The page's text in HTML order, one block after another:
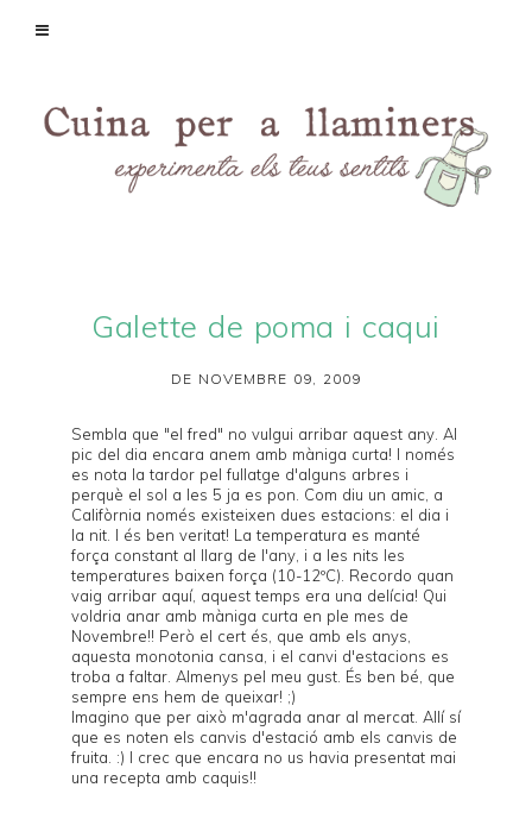
Galette de poma i caqui
DE NOVEMBRE 09, 2009
Sembla que "el fred" no vulgui arribar aquest any. Al
pic del dia encara anem amb màniga curta! I només
es nota la tardor pel fullatge d'alguns arbres i
perquè el sol a les 5 ja es pon. Com diu un amic, a
Califòrnia només existeixen dues estacions: el dia i
la nit. I és ben veritat! La temperatura es manté
força constant al llarg de l'any, i a les nits les
temperatures baixen força (10-12ºC). Recordo quan
vaig arribar aquí, aquest temps era una delícia! Qui
voldria anar amb màniga curta en ple mes de
Novembre!! Però el cert és, que amb els anys,
aquesta monotonia cansa, i el canvi d'estacions es
troba a faltar. Almenys pel meu gust. És ben bé, que
sempre ens hem de queixar! ;)
Imagino que per això m'agrada anar al mercat. Allí sí
que es noten els canvis d'estació amb els canvis de
fruita. :) I crec que encara no us havia presentat mai
una recepta amb caquis!!